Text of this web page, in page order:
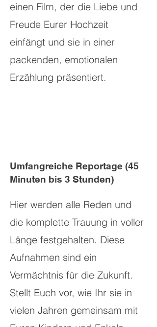
einen Film, der die Liebe und
Freude Eurer Hochzeit
einfängt und sie in einer
packenden, emotionalen
Erzählung präsentiert.
Umfangreiche Reportage (45
Minuten bis 3 Stunden)
Hier werden alle Reden und
die komplette Trauung in voller
Länge festgehalten. Diese
Aufnahmen sind ein
Vermächtnis für die Zukunft.
Stellt Euch vor, wie Ihr sie in
vielen Jahren gemeinsam mit